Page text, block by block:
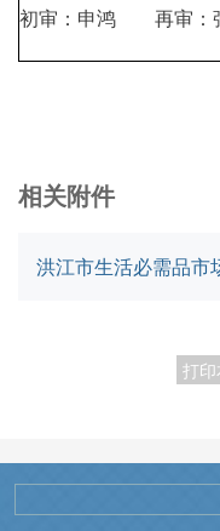
初审：申鸿 再审：
相关附件
洪江市生活必需品市
打